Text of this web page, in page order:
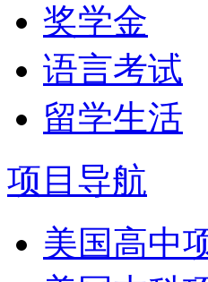
奖学金
语言考试
留学生活
项目导航
美国高中